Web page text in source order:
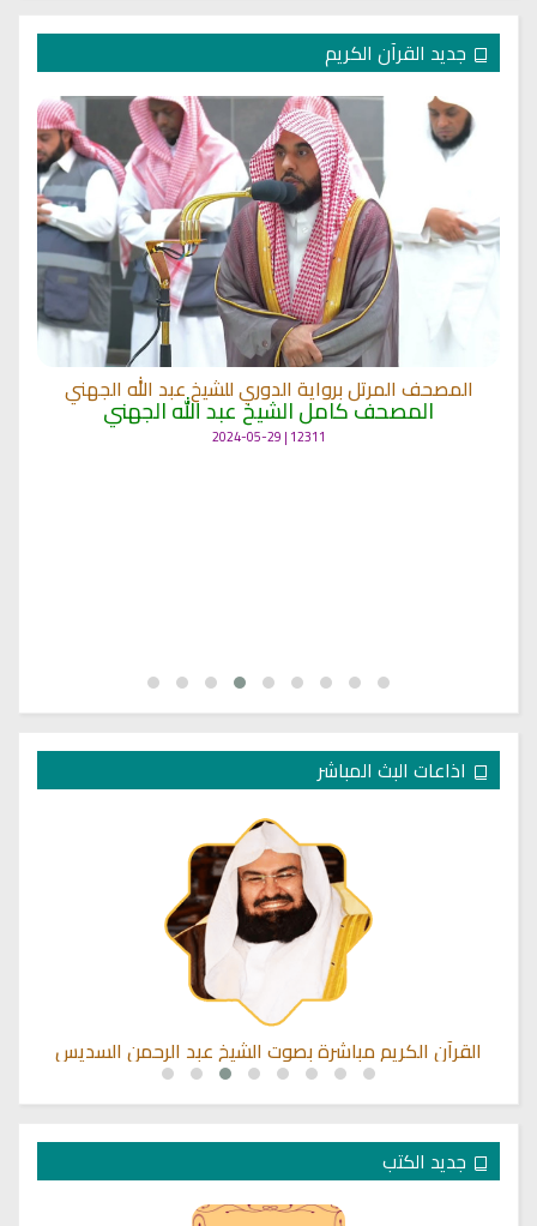
جديد القرآن الكريم
المصحف المرتل برواية الدوري للشيخ عبد الله الجهني
المصحف كامل الشيخ عبد الله الجهني
12311 | 2024-05-29
اذاعات البث المباشر
القرآن الكريم مباشرة بصوت الشيخ عبد الرحمن السديس
جديد الكتب